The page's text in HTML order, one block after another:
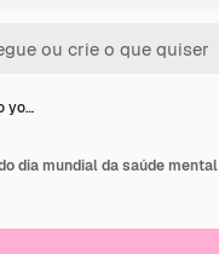
yo…
dia mundial da saúde mental